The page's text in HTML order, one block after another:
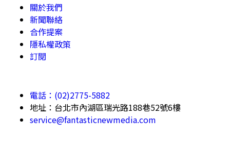
關於我們
新聞聯絡
合作提案
隱私權政策
訂閱
電話：(02)2775-5882
地址：台北市內湖區瑞光路188巷52號6樓
service@fantasticnewmedia.com